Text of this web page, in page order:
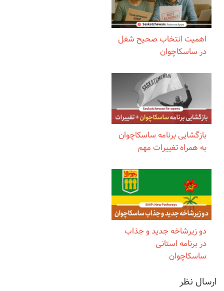
اهمیت انتخاب صحیح شغل
در ساسکاچوان
بازگشایی برنامه ساسکاچوان
به همراه تغییرات مهم
دو زیرشاخه جدید و جذاب
در برنامه استانی
ساسکاچوان
ارسال نظر